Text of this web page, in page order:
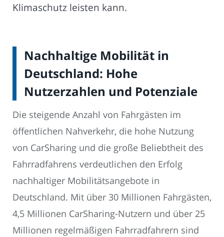
Klimaschutz leisten kann.
Nachhaltige Mobilität in
Deutschland: Hohe
Nutzerzahlen und Potenziale
Die steigende Anzahl von Fahrgästen im
öffentlichen Nahverkehr, die hohe Nutzung
von CarSharing und die große Beliebtheit des
Fahrradfahrens verdeutlichen den Erfolg
nachhaltiger Mobilitätsangebote in
Deutschland. Mit über 30 Millionen Fahrgästen,
4,5 Millionen CarSharing-Nutzern und über 25
Millionen regelmäßigen Fahrradfahrern sind